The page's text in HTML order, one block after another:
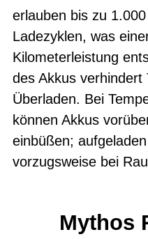
erlauben bis zu
Ladezyklen, was
Kilometerleistung
des Akkus verhindert
Überladen. Bei
können Akkus
einbüßen;
vorzugsweise bei
Mythos